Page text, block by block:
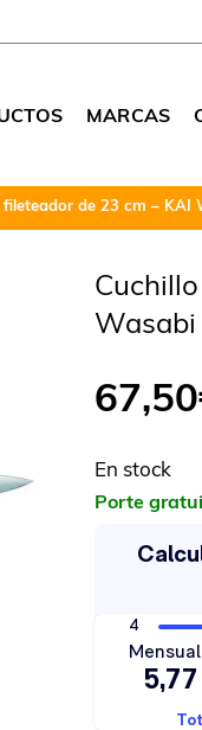
MARCAS
fileteador de 23 cm – KAI
Wasabi
67,50
En stock
Porte